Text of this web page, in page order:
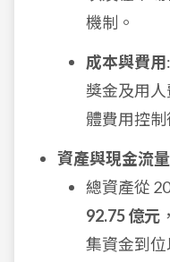
機制。
成本與費用
獎金及用
體費用控制
資產與現金流量
總資產從
92.75 億元
集資金到